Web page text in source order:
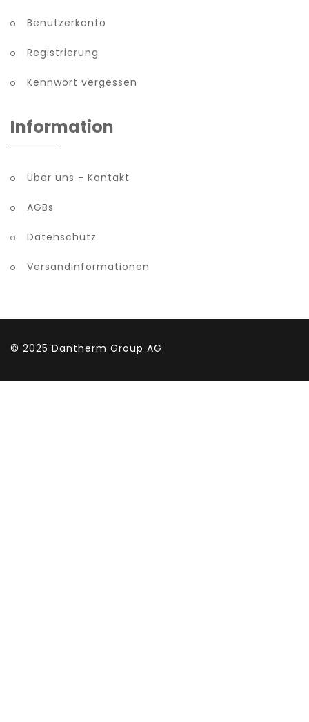
Benutzerkonto
Registrierung
Kennwort vergessen
Information
Über uns - Kontakt
AGBs
Datenschutz
Versandinformationen
© 2025 Dantherm Group AG